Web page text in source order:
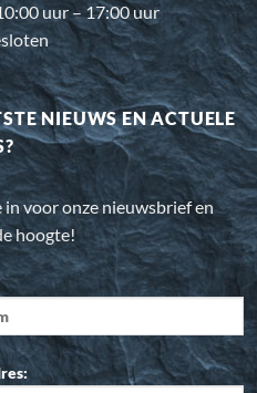
uur – 17:00 uur
NIEUWS EN ACTUELE
in voor onze nieuwsbrief en
hoogte!